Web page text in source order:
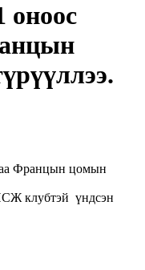
оноос
Францын цомын
клубтэй үндсэн